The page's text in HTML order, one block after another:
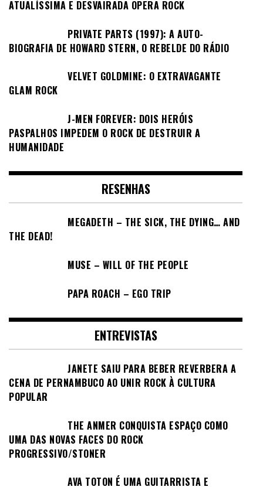
ATUALÍSSIMA E DESVAIRADA OPERA ROCK
PRIVATE PARTS (1997): A AUTO-
BIOGRAFIA DE HOWARD STERN, O REBELDE DO RÁDIO
VELVET GOLDMINE: O EXTRAVAGANTE
GLAM ROCK
J-MEN FOREVER: DOIS HERÓIS
PASPALHOS IMPEDEM O ROCK DE DESTRUIR A
HUMANIDADE
RESENHAS
MEGADETH – THE SICK, THE DYING… AND
THE DEAD!
MUSE – WILL OF THE PEOPLE
PAPA ROACH – EGO TRIP
ENTREVISTAS
JANETE SAIU PARA BEBER REVERBERA A
CENA DE PERNAMBUCO AO UNIR ROCK À CULTURA
POPULAR
THE ANMER CONQUISTA ESPAÇO COMO
UMA DAS NOVAS FACES DO ROCK
PROGRESSIVO/STONER
AVA TOTON É UMA GUITARRISTA E